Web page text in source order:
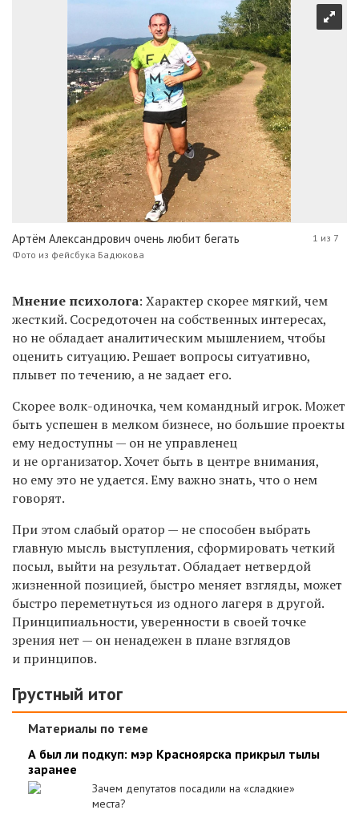
Артём Александрович очень любит бегать
Фото из фейсбука Бадюкова
1 из 7
Мнение психолога: Характер скорее мягкий, чем
жесткий. Сосредоточен на собственных интересах,
но не обладает аналитическим мышлением, чтобы
оценить ситуацию. Решает вопросы ситуативно,
плывет по течению, а не задает его.
Скорее волк-одиночка, чем командный игрок. Может
быть успешен в мелком бизнесе, но большие проекты
ему недоступны — он не управленец
и не организатор. Хочет быть в центре внимания,
но ему это не удается. Ему важно знать, что о нем
говорят.
При этом слабый оратор — не способен выбрать
главную мысль выступления, сформировать четкий
посыл, выйти на результат. Обладает нетвердой
жизненной позицией, быстро меняет взгляды, может
быстро переметнуться из одного лагеря в другой.
Принципиальности, уверенности в своей точке
зрения нет — он ненадежен в плане взглядов
и принципов.
Грустный итог
Материалы по теме
А был ли подкуп: мэр Красноярска прикрыл тылы
заранее
Зачем депутатов посадили на «сладкие»
места?